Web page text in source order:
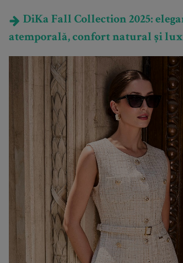
DiKa Fall Collection 2025:
atemporală, confort natural și